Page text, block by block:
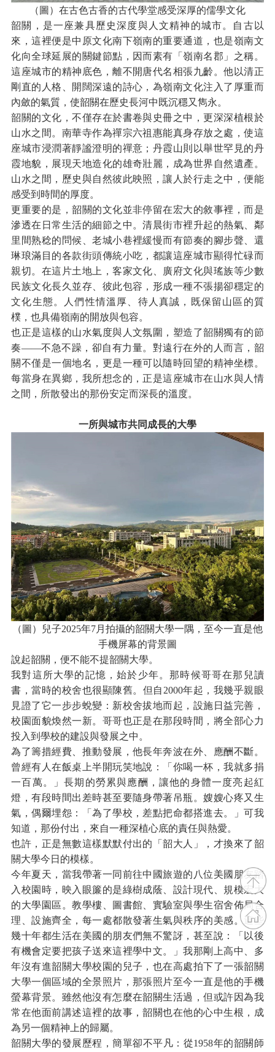
（圖）在古色古香的古代學堂感受深厚的儒學文化
韶關，是一座兼具歷史深度與人文精神的城市。自古以
來，這裡便是中原文化南下嶺南的重要通道，也是嶺南文
化向全球延展的關鍵節點，因而素有「嶺南名郡」之稱。
這座城市的精神底色，離不開唐代名相張九齡。他以清正
剛直的人格、開闊深遠的詩心，為嶺南文化注入了厚重而
內斂的氣質，使韶關在歷史長河中既沉穩又雋永。
韶關的文化，不僅存在於書卷與史冊之中，更深深植根於
山水之間。南華寺作為禪宗六祖惠能真身存放之處，使這
座城市浸潤著靜謐澄明的禪意；丹霞山則以舉世罕見的丹
霞地貌，展現天地造化的雄奇壯麗，成為世界自然遺產。
山水之間，歷史與自然彼此映照，讓人於行走之中，便能
感受到時間的厚度。
更重要的是，韶關的文化並非停留在宏大的敘事裡，而是
滲透在日常生活的細節之中。清晨街市裡升起的熱氣、鄰
里間熟稔的問候、老城小巷裡緩慢而有節奏的腳步聲、還
琳琅滿目的各款街頭傳統小吃，都讓這座城市顯得忙碌而
親切。在這片土地上，客家文化、廣府文化與瑤族等少數
民族文化長久並存、彼此包容，形成一種不張揚卻穩定的
文化生態。人們性情溫厚、待人真誠，既保留山區的質
樸，也具備嶺南的開放與包容。
也正是這樣的山水氣度與人文氛圍，塑造了韶關獨有的節
奏——不急不躁，卻自有力量。對遠行在外的人而言，韶
關不僅是一個地名，更是一種可以隨時回望的精神坐標。
每當身在異鄉，我所想念的，正是這座城市在山水與人情
之間，所散發出的那份安定而深長的溫度。
一所與城市共同成長的大學
（圖）兒子2025年7月拍攝的韶關大學一隅，至今一直是他
手機屏幕的背景圖
說起韶關，便不能不提韶關大學。
我對這所大學的記憶，始於少年。那時候哥哥在那兒讀
書，當時的校舍也很顯陳舊。但自2000年起，我幾乎親眼
見證了它一步步蛻變：新校舍拔地而起，設施日益完善，
校園面貌煥然一新。哥哥也正是在那段時間，將全部心力
投入到學校的建設與發展之中。
為了籌措經費、推動發展，他長年奔波在外、應酬不斷。
曾經有人在飯桌上半開玩笑地說：「你喝一杯，我就多捐
一百萬。」長期的勞累與應酬，讓他的身體一度亮起紅
燈，有段時間出差時甚至要隨身帶著吊瓶。嫂嫂心疼又生
氣，偶爾埋怨：「為了學校，差點把命都搭進去。」可我
知道，那份付出，來自一種深植心底的責任與熱愛。
也許，正是無數這樣默默付出的「韶大人」，才換來了韶
關大學今日的模樣。
今年夏天，當我帶著一同前往中國旅遊的八位美國朋友踏
入校園時，映入眼簾的是綠樹成蔭、設計現代、規模宏大
的大學園區。教學樓、圖書館、實驗室與學生宿舍佈局合
理、設施齊全，每一處都散發著生氣與秩序的美感。這些
幾十年都生活在美國的朋友們無不驚訝，甚至說：「以後
有機會定要把孩子送來這裡學中文。」我那剛上高中、多
年沒有進韶關大學校園的兒子，也在高處拍下了一張韶關
大學一個區域的全景照片，那張照片至今一直是他的手機
螢幕背景。雖然他沒有怎麼在韶關生活過，但或許因為我
常在他面前講述這裡的故事，韶關也在他的心中生根，成
為另一個精神上的歸屬。
韶關大學的發展歷程，簡單卻不平凡：從1958年的韶關師